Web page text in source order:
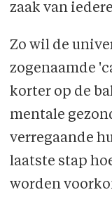
zaak van
Zo wil de
zogenaamde
korter op de
mentale
verregaande
laatste stap
worden